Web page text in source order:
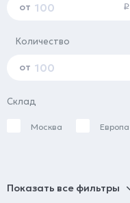
от i
Количество
от
Склад
Москва Европа
Показать все фильтры